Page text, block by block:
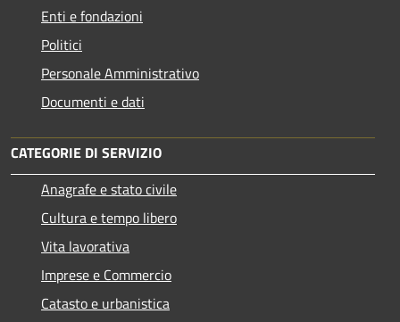
Enti e fondazioni
Politici
Personale Amministrativo
Documenti e dati
CATEGORIE DI SERVIZIO
Anagrafe e stato civile
Cultura e tempo libero
Vita lavorativa
Imprese e Commercio
Catasto e urbanistica